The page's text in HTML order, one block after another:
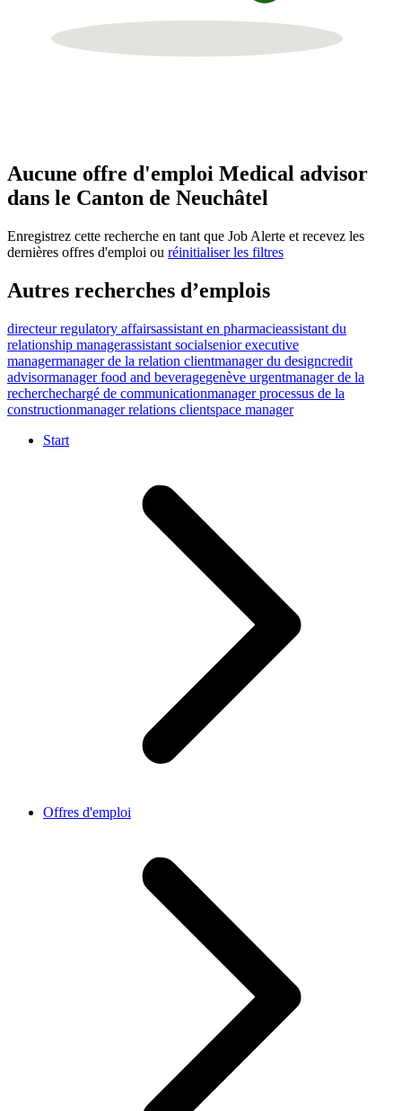
Aucune offre d'emploi Medical advisor
dans le Canton de Neuchâtel
Enregistrez cette recherche en tant que Job Alerte et recevez les
dernières offres d'emploi ou réinitialiser les filtres
Autres recherches d’emplois
directeur regulatory affairsassistant en pharmacieassistant du
relationship managerassistant socialsenior executive
managermanager de la relation clientmanager du designcredit
advisormanager food and beveragegenève urgentmanager de la
recherchechargé de communicationmanager processus de la
constructionmanager relations clientspace manager
Start
Offres d'emploi